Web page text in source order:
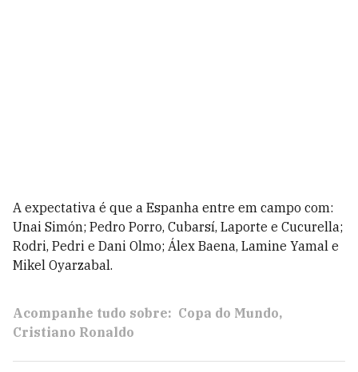
A expectativa é que a Espanha entre em campo com:
Unai Simón; Pedro Porro, Cubarsí, Laporte e Cucurella;
Rodri, Pedri e Dani Olmo; Álex Baena, Lamine Yamal e
Mikel Oyarzabal.
Acompanhe tudo sobre: Copa do Mundo
Cristiano Ronaldo